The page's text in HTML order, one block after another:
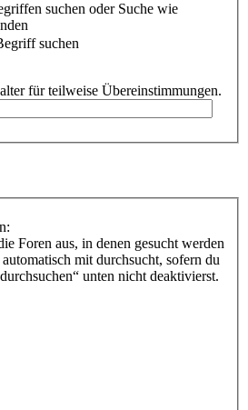
suchen oder Suche wie
suchen
für teilweise Übereinstimmungen.
Foren aus, in denen gesucht werden
mit durchsucht, sofern du
unten nicht deaktivierst.